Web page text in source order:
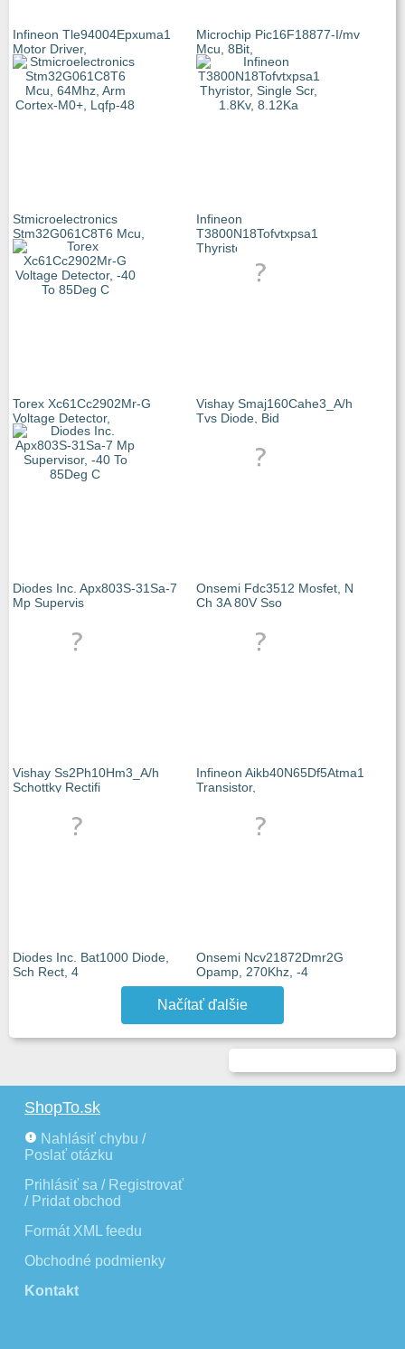
Infineon Tle94004Epxuma1
Motor Driver,
Microchip Pic16F18877-I/mv
Mcu, 8Bit,
Stmicroelectronics
Stm32G061C8T6 Mcu,
Infineon
T3800N18Tofvtxpsa1
Thyristor,
Torex Xc61Cc2902Mr-G
Voltage Detector,
Vishay Smaj160Cahe3_A/h
Tvs Diode, Bid
Diodes Inc. Apx803S-31Sa-7
Mp Supervis
Onsemi Fdc3512 Mosfet, N
Ch 3A 80V Sso
Vishay Ss2Ph10Hm3_A/h
Schottky Rectifi
Infineon Aikb40N65Df5Atma1
Transistor,
Diodes Inc. Bat1000 Diode,
Sch Rect, 4
Onsemi Ncv21872Dmr2G
Opamp, 270Khz, -4
Načítať ďalšie
ShopTo.sk
Nahlásiť chybu /
Poslať otázku
Prihlásiť sa / Registrovať
/ Pridat obchod
Formát XML feedu
Obchodné podmienky
Kontakt